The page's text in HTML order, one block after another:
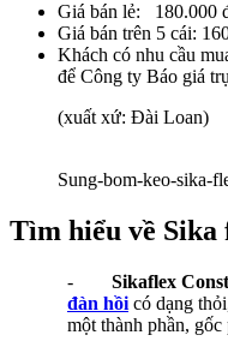
Giá bán lẻ: 180.000
Giá bán trên 5 cái:
Khách có nhu cầu
để Công ty Báo giá
(xuất xứ: Đài Loan)
Sung-bom-keo-sika-
Tìm hiểu về
- Sikaflex
đàn hồi có dạng
một thành phần, gốc